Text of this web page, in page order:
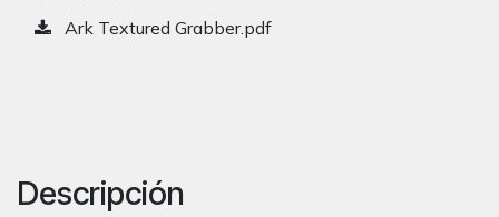
Ark Textured Grabber.pdf
Descripción